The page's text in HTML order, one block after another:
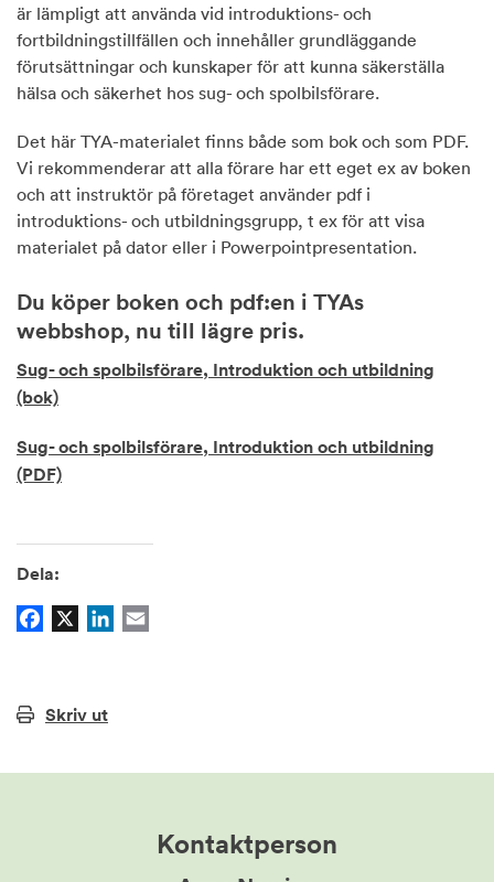
är lämpligt att använda vid introduktions- och
fortbildningstillfällen och innehåller grundläggande
förutsättningar och kunskaper för att kunna säkerställa
hälsa och säkerhet hos sug- och spolbilsförare.
Det här TYA-materialet finns både som bok och som PDF.
Vi rekommenderar att alla förare har ett eget ex av boken
och att instruktör på företaget använder pdf i
introduktions- och utbildningsgrupp, t ex för att visa
materialet på dator eller i Powerpointpresentation.
Du köper boken och pdf:en i TYAs
webbshop, nu till lägre pris.
Sug- och spolbilsförare, Introduktion och utbildning
(bok)
Sug- och spolbilsförare, Introduktion och utbildning
(PDF)
Dela:
Facebook
LinkedIn
Skriv ut
Kontaktperson